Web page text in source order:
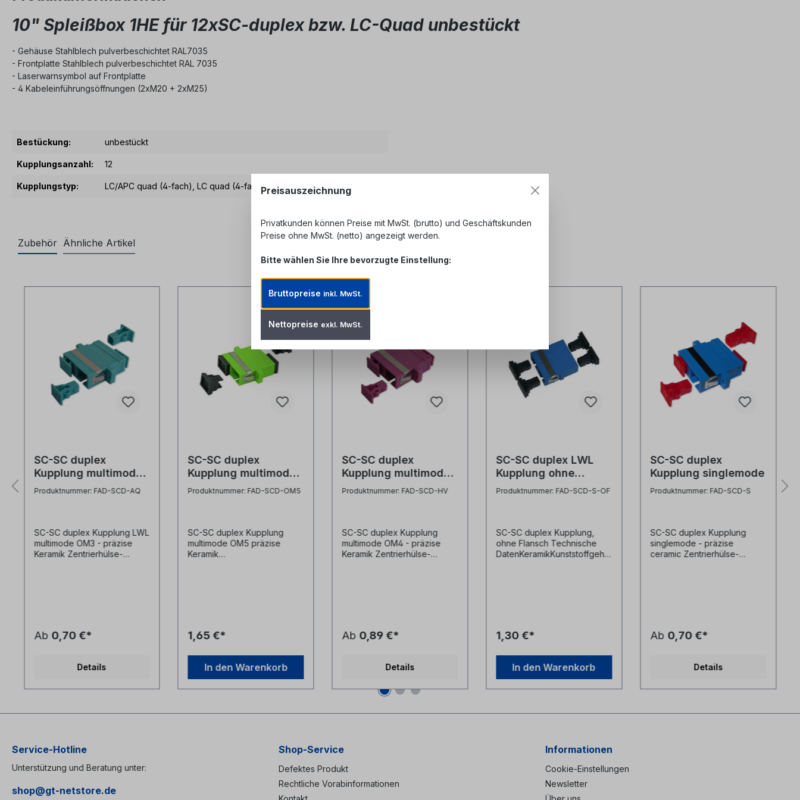
10" Spleißbox 1HE für 12xSC-duplex bzw. LC-Quad unbestückt
- Gehäuse Stahlblech pulverbeschichtet RAL7035
- Frontplatte Stahlblech pulverbeschichtet RAL 7035
- Laserwarnsymbol auf Frontplatte
- 4 Kabeleinführungsöffnungen (2xM20 + 2xM25)
Bestückung: unbestückt
Kupplungsanzahl: 12
Kupplungstyp: LC/APC quad (4-fach), LC quad (4-fach), SC/APC duplex, SC duplex
Zubehör Ähnliche Artikel
SC-SC duplex
Kupplung multimode
OM3 aqua
Produktnummer: FAD-SCD-AQ
SC-SC duplex Kupplung LWL
multimode OM3 - präzise
Keramik Zentrierhülse-
Ab 0,70 €*
Details
SC-SC duplex
Kupplung multimode
OM5
Produktnummer: FAD-SCD-OM5
SC-SC duplex Kupplung
multimode OM5 präzise
Keramik
1,65 €*
In den Warenkorb
SC-SC duplex
Kupplung multimode
OM4 erikaviolett
Produktnummer: FAD-SCD-HV
SC-SC duplex Kupplung
multimode OM4 - präzise
Keramik Zentrierhülse-
Ab 0,89 €*
Details
SC-SC duplex LWL
Kupplung ohne
Flansch
Produktnummer: FAD-SCD-S-OF
SC-SC duplex Kupplung,
ohne Flansch Technische
DatenKeramikKunststoffgehä
1,30 €*
In den Warenkorb
SC-SC duplex
Kupplung singlemode
Produktnummer: FAD-SCD-S
SC-SC duplex Kupplung
singlemode - präzise
ceramic Zentrierhülse-
Ab 0,70 €*
Details
Service-Hotline
Unterstützung und Beratung unter:
shop@gt-netstore.de
Shop-Service
Defektes Produkt
Rechtliche Vorabinformationen
Informationen
Cookie-Einstellungen
Newsletter
Preisauszeichnung
Privatkunden können Preise mit MwSt. (brutto) und Geschäftskunden
Preise ohne MwSt. (netto) angezeigt werden.
Bitte wählen Sie Ihre bevorzugte Einstellung:
Bruttopreise inkl. MwSt.
Nettopreise exkl. MwSt.